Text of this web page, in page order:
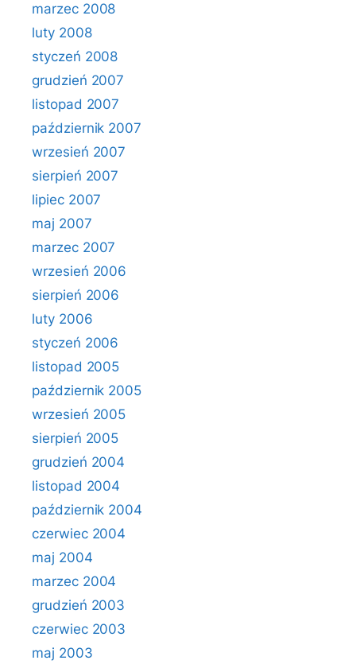
marzec 2008
luty 2008
styczeń 2008
grudzień 2007
listopad 2007
październik 2007
wrzesień 2007
sierpień 2007
lipiec 2007
maj 2007
marzec 2007
wrzesień 2006
sierpień 2006
luty 2006
styczeń 2006
listopad 2005
październik 2005
wrzesień 2005
sierpień 2005
grudzień 2004
listopad 2004
październik 2004
czerwiec 2004
maj 2004
marzec 2004
grudzień 2003
czerwiec 2003
maj 2003